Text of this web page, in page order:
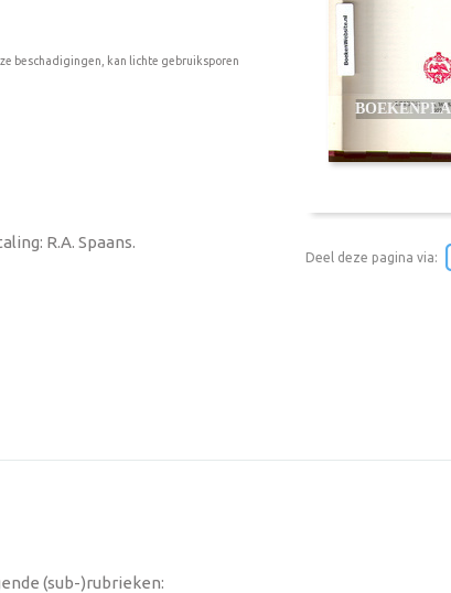
beschadigingen, kan lichte gebruiksporen
R.A. Spaans.
Deel deze pagina via:
(sub-)rubrieken: